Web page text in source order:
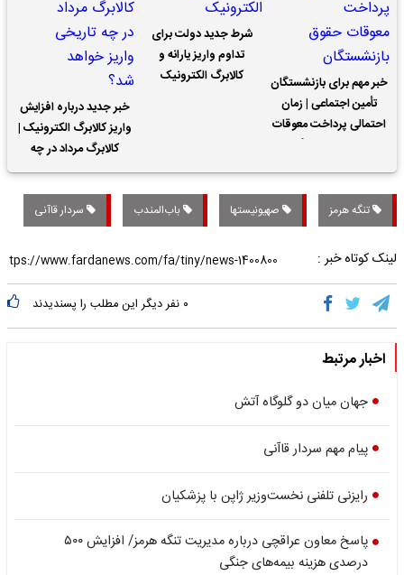
خبر مهم برای بازنشستگان
تأمین اجتماعی | زمان
احتمالی پرداخت معوقات
شرط جدید دولت برای
تداوم واریز یارانه و
کالابرگ الکترونیک
خبر جدید درباره افزایش
واریز کالابرگ الکترونیک |
کالابرگ مرداد در چه
تاریخی واریز خواهد شد؟
تنگه هرمز صهیونیستها باب‌المندب سردار ‌قاآنی
لینک کوتاه خبر :
۰ نفر دیگر این مطلب را پسندیدند
اخبار مرتبط
جهان میان دو گلوگاه آتش
پیام مهم سردار قاآنی
رایزنی تلفنی نخست‌وزیر ژاپن با پزشکیان
پاسخ معاون عراقچی درباره مدیریت تنگه هرمز/ افزایش ۵۰۰
درصدی هزینه بیمه‌های جنگی